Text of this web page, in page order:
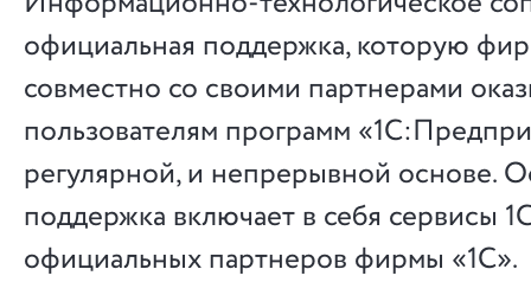
официальная поддержка, которую
совместно со своими партнерами
пользователям программ
регулярной, и непрерывной основе.
поддержка включает в себя сервисы
официальных партнеров фирмы «1С».